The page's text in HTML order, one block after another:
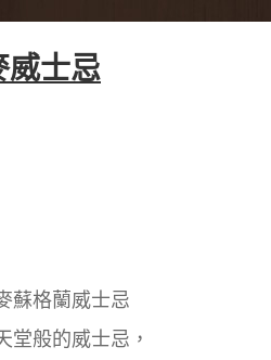
威士忌
蘇格蘭威士忌
堂般的威士忌，